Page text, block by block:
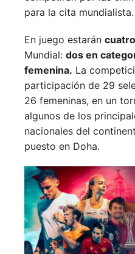
para la cita mundialista.
En juego estarán
Mundial: dos en
femenina. La
participación de 29
26 femeninas, en un
algunos de los
nacionales del
puesto en Doha.